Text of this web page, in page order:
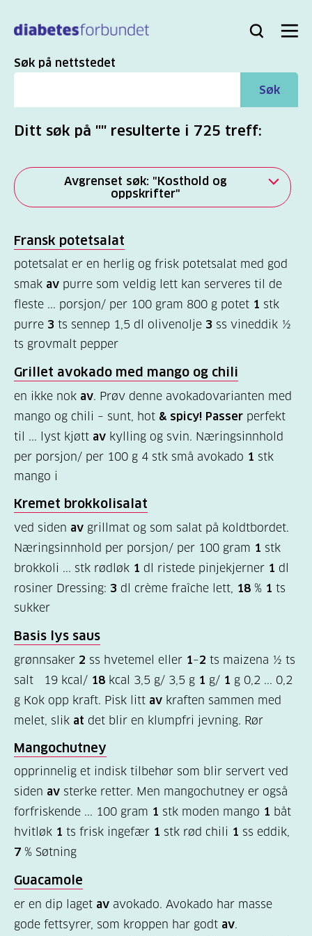
hovedinnhold
Bli
Logg
Søk Meny
Søk
Søk på nettstedet
Søk
Ditt søk på "" resulterte i 725 treff:
Avgrenset søk: "Kosthold og
oppskrifter"
(2821)
Mer
(863)
Kosthold
og
oppskrifter
(725)
Tilbud
oss
(316)
For
helsepersonell
(169)
Felles
innhold
(68)
type
1
Diabetes
type
2
Hva
Fransk potetsalat
potetsalat er en herlig og frisk potetsalat med god
smak av purre som veldig lett kan serveres til de
fleste ... porsjon/ per 100 gram 800 g potet 1 stk
purre 3 ts sennep 1,5 dl olivenolje 3 ss vineddik ½
ts grovmalt pepper
Grillet avokado med mango og chili
en ikke nok av. Prøv denne avokadovarianten med
mango og chili – sunt, hot & spicy! Passer perfekt
til ... lyst kjøtt av kylling og svin. Næringsinnhold
per porsjon/ per 100 g 4 stk små avokado 1 stk
mango i
Kremet brokkolisalat
ved siden av grillmat og som salat på koldtbordet.
Næringsinnhold per porsjon/ per 100 gram 1 stk
brokkoli ... stk rødløk 1 dl ristede pinjekjerner 1 dl
rosiner Dressing: 3 dl crème fraîche lett, 18 % 1 ts
sukker
Basis lys saus
grønnsaker 2 ss hvetemel eller 1–2 ts maizena ½ ts
salt 19 kcal/ 18 kcal 3,5 g/ 3,5 g 1 g/ 1 g 0,2 ... 0,2
g Kok opp kraft. Pisk litt av kraften sammen med
melet, slik at det blir en klumpfri jevning. Rør
Mangochutney
opprinnelig et indisk tilbehør som blir servert ved
siden av sterke retter. Men mangochutney er også
forfriskende ... 100 gram 1 stk moden mango 1 båt
hvitløk 1 ts frisk ingefær 1 stk rød chili 1 ss eddik,
7 % Søtning
Guacamole
er en dip laget av avokado. Avokado har masse
gode fettsyrer, som kroppen har godt av.